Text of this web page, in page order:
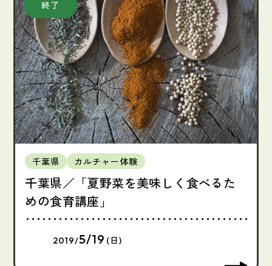
千葉県 カルチャー体験
千葉県／「夏野菜を美味しく食べるた
めの食育講座」
2019/5/19 (日)